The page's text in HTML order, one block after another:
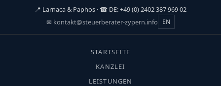
📍 Larnaca & Paphos · ☎ DE: +49 (0) 2402 387 969 02
✉ kontakt@steuerberater-zypern.info EN
STARTSEITE
KANZLEI
LEISTUNGEN
START
›